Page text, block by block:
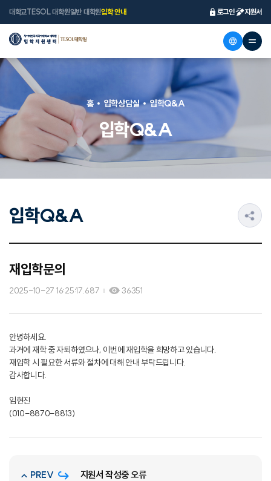
대학교TESOL 대학원일반 대학원입학 안내 로그인 지원서
입학Q&A
홈 입학상담실 입학Q&A
입학Q&A
재입학문의
2025-10-27 16:25:17.687 36351
안녕하세요.
과거에 재학 중 자퇴하였으나, 이번에 재입학을 희망하고 있습니다.
재입학 시 필요한 서류와 절차에 대해 안내 부탁드립니다.
감사합니다.
임현진
(010-8870-8813)
PREV 지원서 작성중 오류